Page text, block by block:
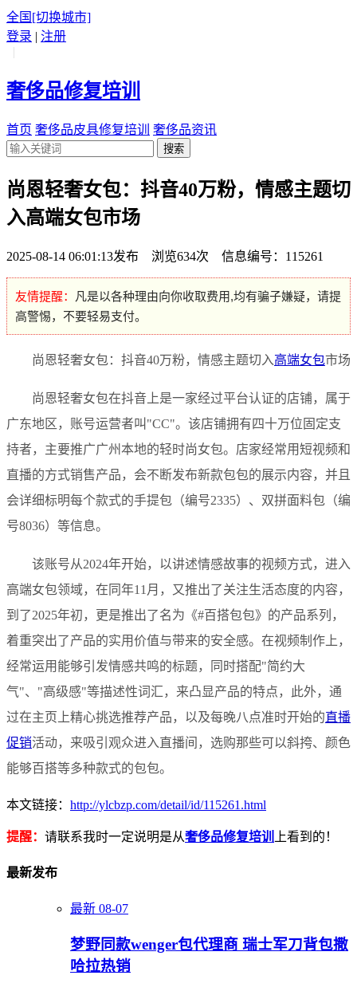
全国 [切换城市]
登录 | 注册
|
奢侈品修复培训
首页 奢侈品皮具修复培训 奢侈品资讯
搜索
尚恩轻奢女包：抖音40万粉，情感主题切
入高端女包市场
2025-08-14 06:01:13发布 浏览634次 信息编号：115261
友情提醒：
凡是以各种理由向你收取费用,均有骗子嫌疑，请提
高警惕，不要轻易支付。
尚恩轻奢女包：抖音40万粉，情感主题切入高端女包市场
尚恩轻奢女包在抖音上是一家经过平台认证的店铺，属于
广东地区，账号运营者叫"CC"。该店铺拥有四十万位固定支
持者，主要推广广州本地的轻时尚女包。店家经常用短视频和
直播的方式销售产品，会不断发布新款包包的展示内容，并且
会详细标明每个款式的手提包（编号2335）、双拼面料包（编
号8036）等信息。
该账号从2024年开始，以讲述情感故事的视频方式，进入
高端女包领域，在同年11月，又推出了关注生活态度的内容，
到了2025年初，更是推出了名为《#百搭包包》的产品系列，
着重突出了产品的实用价值与带来的安全感。在视频制作上，
经常运用能够引发情感共鸣的标题，同时搭配"简约大
气"、"高级感"等描述性词汇，来凸显产品的特点，此外，通
过在主页上精心挑选推荐产品，以及每晚八点准时开始的直播
促销活动，来吸引观众进入直播间，选购那些可以斜挎、颜色
能够百搭等多种款式的包包。
本文链接： http://ylcbzp.com/detail/id/115261.html
提醒： 请联系我时一定说明是从奢侈品修复培训 上看到的！
最新发布
最新 08-07
梦野同款wenger包代理商 瑞士军刀背包撒
哈拉热销